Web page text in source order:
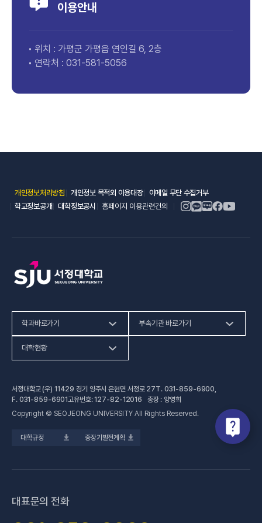
이용안내
위치 : 가평군 가평읍 연인길 6, 2층
연락처 : 031-581-5056
개인정보처리방침(새 창 열림)
개인정보 목적외 이용대장(새 창 열림)
이메일 무단 수집거부(새 창 열림)
학교정보공개(새 창 열림)
대학정보공시(새 창 열림)
홈페이지 이용관련건의
학과바로가기
인문사회계열
공학계열
전문기술석사
부속기관 바로가기
건강증진센터(새 창 열림)
교육혁신지원센터(새 창 열림)
대학현황
대학정보공시(새 창 열림)
업무추진비 사용내역
법정위원회 회의록
대학규정 중장기발전계획
서정대학교 (우) 11429 경기 양주시 은현면 서정로 27T. 031-859-6900
F. 031-859-6901고유번호: 127-82-12016 총장 : 양영희
Copyright © SEOJEONG UNIVERSITY All Rights Reserved.
대표문의 전화